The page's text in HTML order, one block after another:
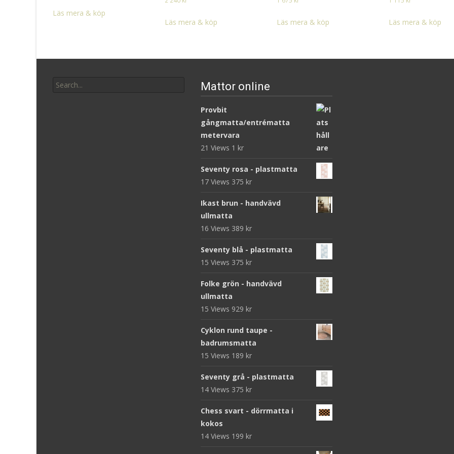
Läs mera & köp
Läs mera & köp Läs mera & köp Läs mera & köp
for:
Mattor online
Provbit
gångmatta/entrématta
metervara
21 Views 1 kr
Seventy rosa - plastmatta
17 Views 375 kr
Ikast brun - handvävd
ullmatta
16 Views 389 kr
Seventy blå - plastmatta
15 Views 375 kr
Folke grön - handvävd
ullmatta
15 Views 929 kr
Cyklon rund taupe -
badrumsmatta
15 Views 189 kr
Seventy grå - plastmatta
14 Views 375 kr
Chess svart - dörrmatta i
kokos
14 Views 199 kr